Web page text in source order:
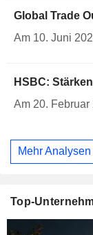
Global Trade
Am 10. Juni
HSBC:
Am 20.
Mehr Analysen
Top-